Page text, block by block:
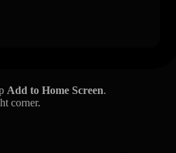
Add to Home Screen.
corner.